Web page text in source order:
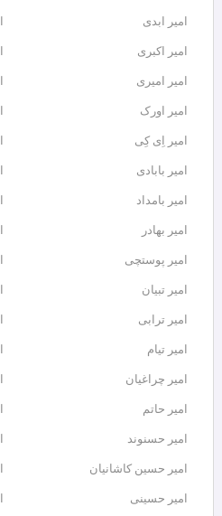
امیر ابدی
امیر اکبری
امیر امیری
امیر اورک
امیر اِی کِی
امیر بابادی
امیر بامداد
امیر بهادر
امیر پوستچی
امیر تبیان
امیر ترابی
امیر تیام
امیر چراغیان
امیر حاتم
امیر حسنوند
امیر حسین کاشانیان
امیر حسینی